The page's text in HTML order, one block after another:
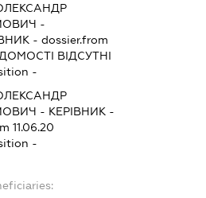
-
- dossier.from
ВІДСУТНІ
-
- КЕРІВНИК -
11.06.20
-